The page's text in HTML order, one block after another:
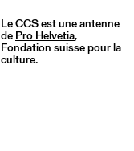
Le CCS est une antenne
de Pro Helvetia,
Fondation suisse pour la
culture.